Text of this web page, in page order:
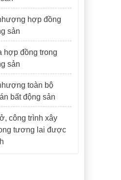
hợp đồng
sản
hợp đồng trong
sản
toàn bộ
bất động sản
công trình xây
tương lai được